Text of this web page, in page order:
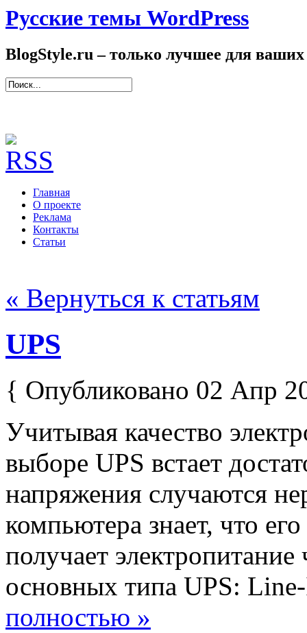
Русские темы WordPress
BlogStyle.ru – только лучшее для ваших
Главная
О проекте
Реклама
Контакты
Статьи
« Вернуться к статьям
UPS
{ Опубликовано 02 Апр
Учитывая качество
выборе UPS встает
напряжения случаются
компьютера знает, что
получает
основных типа UPS:
полностью »